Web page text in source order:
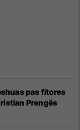
pas fitores
Prengës